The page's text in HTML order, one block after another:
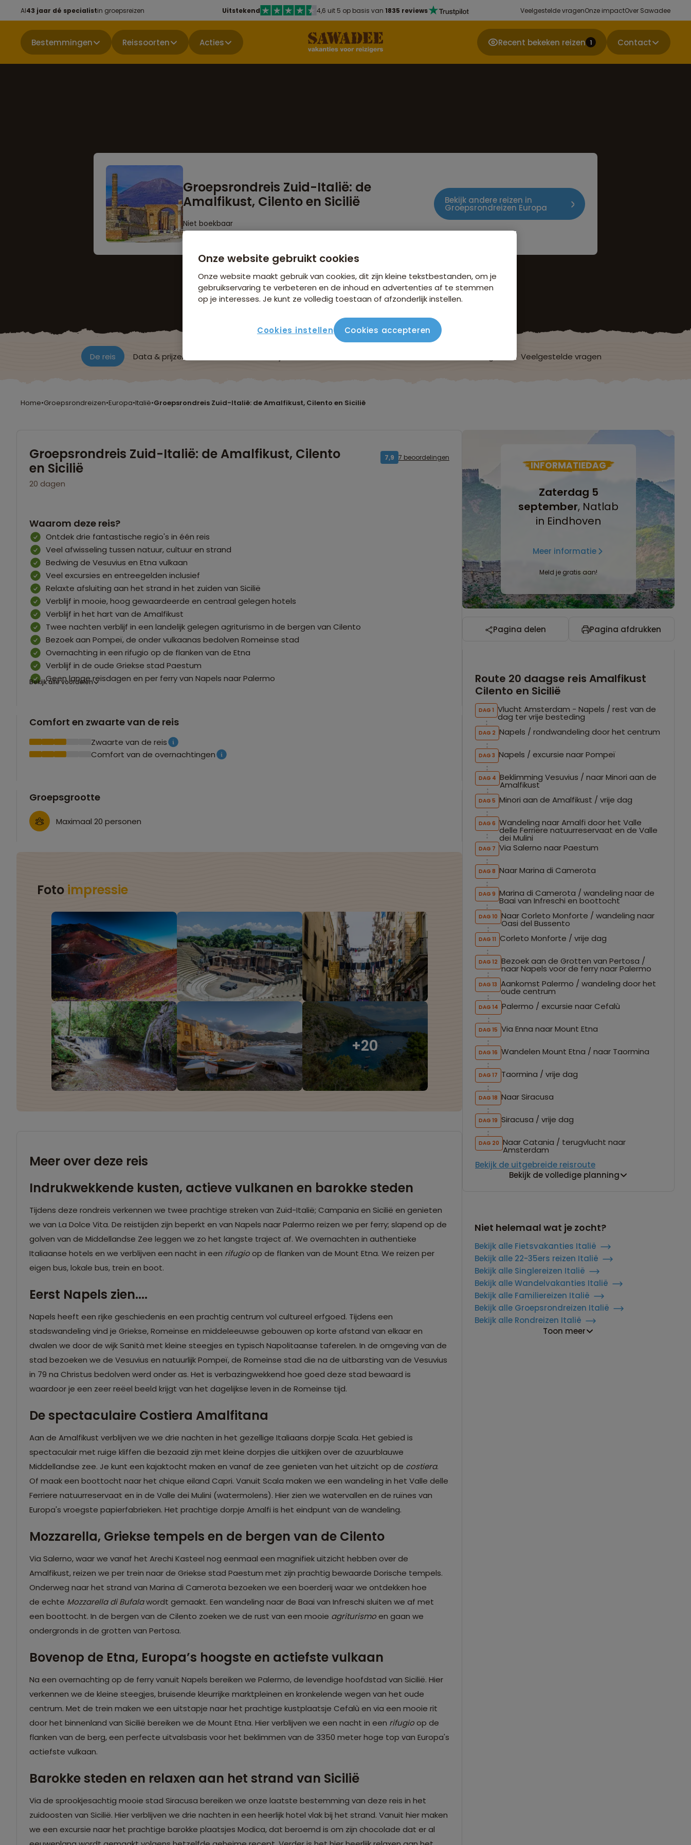
Al43 jaar dé specialistin groepsreizen Uitstekend 4,6 uit 5 op basis van 1835 reviews Veelgestelde vragenOnze impactOver Sawadee
Bestemmingen Reissoorten Acties Recent bekeken reizen 1 Contact
Groepsrondreis Zuid-Italië: de
Amalfikust, Cilento en Sicilië
Niet boekbaar
Bekijk andere reizen in
Groepsrondreizen Europa
De reis Data & prijzen Veelgestelde vragen
Home•Groepsrondreizen•Europa•Italië•Groepsrondreis Zuid-Italië: de Amalfikust, Cilento en Sicilië
Groepsrondreis Zuid-Italië: de Amalfikust, Cilento
en Sicilië
20 dagen
7,9 7 beoordelingen
Waarom deze reis?
Ontdek drie fantastische regio's in één reis
Veel afwisseling tussen natuur, cultuur en strand
Bedwing de Vesuvius en Etna vulkaan
Veel excursies en entreegelden inclusief
Relaxte afsluiting aan het strand in het zuiden van Sicilië
Verblijf in mooie, hoog gewaardeerde en centraal gelegen hotels
Verblijf in het hart van de Amalfikust
Twee nachten verblijf in een landelijk gelegen agriturismo in de bergen van Cilento
Bezoek aan Pompeï, de onder vulkaanas bedolven Romeinse stad
Overnachting in een rifugio op de flanken van de Etna
Verblijf in de oude Griekse stad Paestum
Geen lange reisdagen en per ferry van Napels naar Palermo
Bekijk alle voordelen
Comfort en zwaarte van de reis
Zwaarte van de reis
Comfort van de overnachtingen
Groepsgrootte
Maximaal 20 personen
Foto impressie
Meer over deze reis
Indrukwekkende kusten, actieve vulkanen en barokke steden
Tijdens deze rondreis verkennen we twee prachtige streken van Zuid-Italië; Campania en Sicilië en genieten
we van La Dolce Vita. De reistijden zijn beperkt en van Napels naar Palermo reizen we per ferry; slapend op de
golven van de Middellandse Zee leggen we zo het langste traject af. We overnachten in authentieke
Italiaanse hotels en we verblijven een nacht in een rifugioop de flanken van de Mount Etna. We reizen per
eigen bus, lokale bus, trein en boot.
Eerst Napels zien....
Napels heeft een rijke geschiedenis en een prachtig centrum vol cultureel erfgoed. Tijdens een
stadswandeling vind je Griekse, Romeinse en middeleeuwse gebouwen op korte afstand van elkaar en
dwalen we door de wijk Sanità met kleine steegjes en typisch Napolitaanse taferelen. In de omgeving van de
stad bezoeken we de Vesuvius en natuurlijk Pompeï, de Romeinse stad die na de uitbarsting van de Vesuvius
in 79 na Christus bedolven werd onder as. Het is verbazingwekkend hoe goed deze stad bewaard is
waardoor je een zeer reëel beeld krijgt van het dagelijkse leven in de Romeinse tijd.
De spectaculaire Costiera Amalfitana
Aan de Amalfikust verblijven we we drie nachten in het gezellige Italiaans dorpje Scala. Het gebied is
spectaculair met ruige kliffen die bezaaid zijn met kleine dorpjes die uitkijken over de azuurblauwe
Middellandse zee. Je kunt een kajaktocht maken en vanaf de zee genieten van het uitzicht op de costiera.
Of maak een boottocht naar het chique eiland Capri. Vanuit Scala maken we een wandeling in het Valle delle
Ferriere natuurreservaat en in de Valle dei Mulini (watermolens). Hier zien we watervallen en de ruïnes van
Europa's vroegste papierfabrieken. Het prachtige dorpje Amalfi is het eindpunt van de wandeling.
Mozzarella, Griekse tempels en de bergen van de Cilento
Via Salerno, waar we vanaf het Arechi Kasteel nog eenmaal een magnifiek uitzicht hebben over de
Amalfikust, reizen we per trein naar de Griekse stad Paestum met zijn prachtig bewaarde Dorische tempels.
Onderweg naar het strand van Marina di Camerota bezoeken we een boerderij waar we ontdekken hoe
de echte Mozzarella di Bufalawordt gemaakt. Een wandeling naar de Baai van Infreschi sluiten we af met
een boottocht. In de bergen van de Cilento zoeken we de rust van een mooie agriturismoen gaan we
ondergronds in de grotten van Pertosa.
Bovenop de Etna, Europa’s hoogste en actiefste vulkaan
Na een overnachting op de ferry vanuit Napels bereiken we Palermo, de levendige hoofdstad van Sicilië. Hier
verkennen we de kleine steegjes, bruisende kleurrijke marktpleinen en kronkelende wegen van het oude
centrum. Met de trein maken we een uitstapje naar het prachtige kustplaatsje Cefalù en via een mooie rit
door het binnenland van Sicilië bereiken we de Mount Etna. Hier verblijven we een nacht in een rifugioop de
flanken van de berg, een perfecte uitvalsbasis voor het beklimmen van de 3350 meter hoge top van Europa's
actiefste vulkaan.
Barokke steden en relaxen aan het strand van Sicilië
Via de sprookjesachtig mooie stad Siracusa bereiken we onze laatste bestemming van deze reis in het
zuidoosten van Sicilië. Hier verblijven we drie nachten in een heerlijk hotel vlak bij het strand. Vanuit hier maken
we een excursie naar het prachtige barokke plaatsjes Modica, dat beroemd is om zijn chocolade dat er al
INFORMATIEDAG
Zaterdag 5
september, Natlab
in Eindhoven
Meer informatie
Meld je gratis aan!
Pagina delen Pagina afdrukken
Route 20 daagse reis Amalfikust
Cilento en Sicilië
DAG 1 Vlucht Amsterdam - Napels / rest van de
dag ter vrije besteding
DAG 2 Napels / rondwandeling door het centrum
DAG 3 Napels / excursie naar Pompeï
DAG 4 Beklimming Vesuvius / naar Minori aan de
Amalfikust
DAG 5 Minori aan de Amalfikust / vrije dag
DAG 6 Wandeling naar Amalfi door het Valle
delle Ferriere natuurreservaat en de Valle
dei Mulini
DAG 7 Via Salerno naar Paestum
DAG 8 Naar Marina di Camerota
DAG 9 Marina di Camerota / wandeling naar de
Baai van Infreschi en boottocht
DAG 10 Naar Corleto Monforte / wandeling naar
Oasi del Bussento
DAG 11 Corleto Monforte / vrije dag
DAG 12 Bezoek aan de Grotten van Pertosa /
naar Napels voor de ferry naar Palermo
DAG 13 Aankomst Palermo / wandeling door het
oude centrum
DAG 14 Palermo / excursie naar Cefalù
DAG 15 Via Enna naar Mount Etna
DAG 16 Wandelen Mount Etna / naar Taormina
DAG 17 Taormina / vrije dag
DAG 18 Naar Siracusa
DAG 19 Siracusa / vrije dag
DAG 20 Naar Catania / terugvlucht naar
Amsterdam
Bekijk de uitgebreide reisroute
Bekijk de volledige planning
Niet helemaal wat je zocht?
Bekijk alle Fietsvakanties Italië
Bekijk alle 22-35ers reizen Italië
Bekijk alle Singlereizen Italië
Bekijk alle Wandelvakanties Italië
Bekijk alle Familiereizen Italië
Bekijk alle Groepsrondreizen Italië
Bekijk alle Rondreizen Italië
Toon meer
Onze website gebruikt cookies
Onze website maakt gebruik van cookies, dit zijn kleine tekstbestanden, om je
gebruikservaring te verbeteren en de inhoud en advertenties af te stemmen
op je interesses. Je kunt ze volledig toestaan of afzonderlijk instellen.
Cookies instellen Cookies accepteren